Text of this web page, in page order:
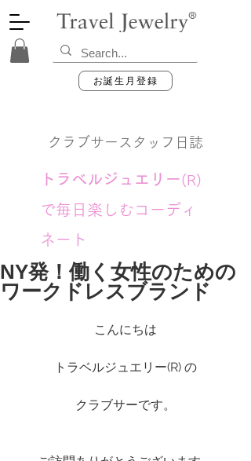
お誕生月登録
クラブサースタッフ日誌
トラベルジュエリー(R)
で毎日楽しむコーディ
ネート
NY発！働く女性のための
ワークドレスブランド
こんにちは
トラベルジュエリー(R) の
クラブサーです。